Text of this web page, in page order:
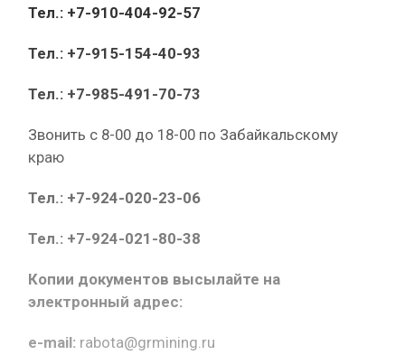
Тел.: +7-910-404-92-57
Тел.: +7-915-154-40-93
Тел.: +7-985-491-70-73
Звонить с 8-00 до 18-00 по Забайкальскому
краю
Тел.: +7-924-020-23-06
Тел.: +7-924-021-80-38
Копии документов высылайте на
электронный адрес:
e-mail: rabota@grmining.ru